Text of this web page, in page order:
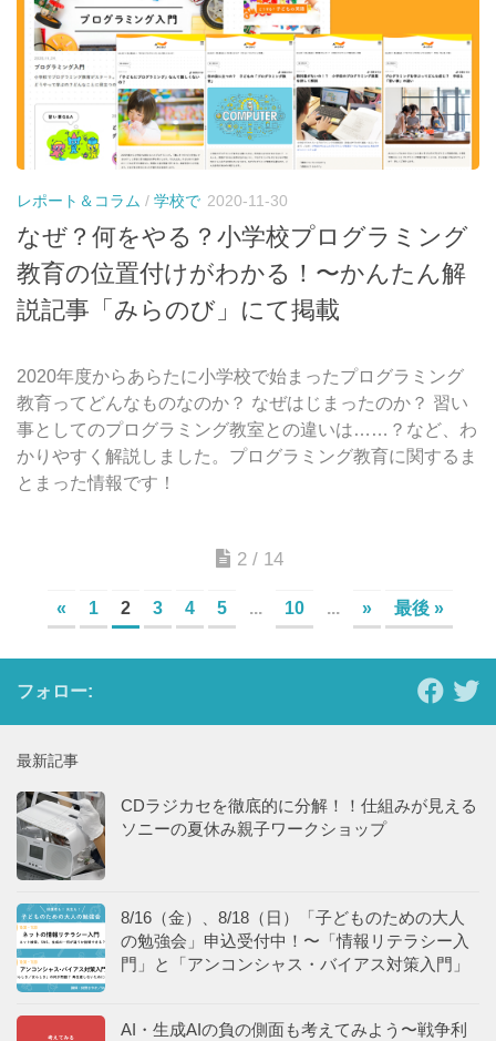
レポート＆コラム / 学校で 2020-11-30
なぜ？何をやる？小学校プログラミング
教育の位置付けがわかる！〜かんたん解
説記事「みらのび」にて掲載
2020年度からあらたに小学校で始まったプログラミング
教育ってどんなものなのか？ なぜはじまったのか？ 習い
事としてのプログラミング教室との違いは……？など、わ
かりやすく解説しました。プログラミング教育に関するま
とまった情報です！
2 / 14
« 1 2 3 4 5 ... 10 ... » 最後 »
フォロー:
最新記事
CDラジカセを徹底的に分解！！仕組みが見える
ソニーの夏休み親子ワークショップ
8/16（金）、8/18（日）「子どものための大人
の勉強会」申込受付中！〜「情報リテラシー入
門」と「アンコンシャス・バイアス対策入門」
AI・生成AIの負の側面も考えてみよう〜戦争利